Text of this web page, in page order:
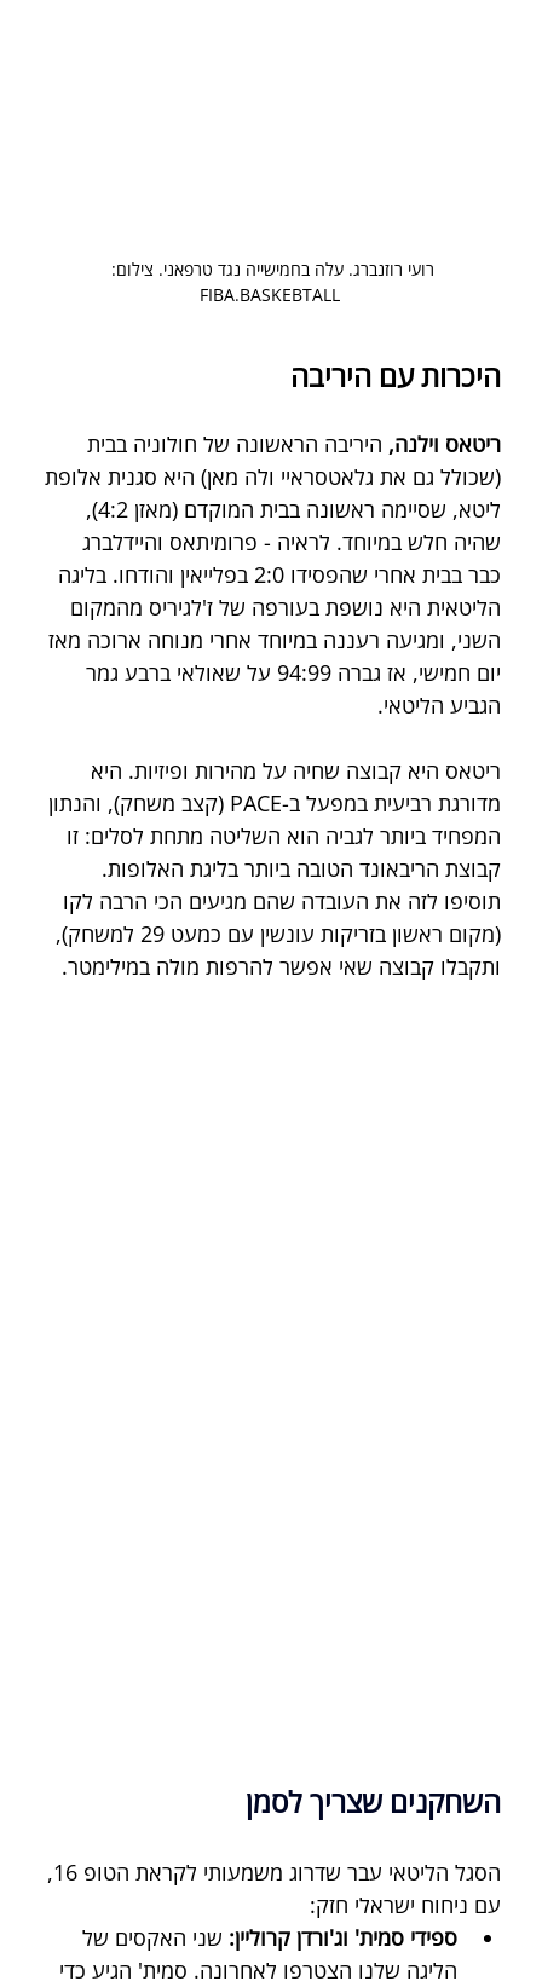
רועי רוזנברג. עלה בחמישייה נגד טרפאני. צילום:
FIBA.BASKEBTALL
היכרות עם היריבה
ריטאס וילנה, היריבה הראשונה של חולוניה בבית
(שכולל גם את גלאטסראיי ולה מאן) היא סגנית אלופת
ליטא, שסיימה ראשונה בבית המוקדם (מאזן 4:2),
שהיה חלש במיוחד. לראיה - פרומיתאס והיידלברג
כבר בבית אחרי שהפסידו 2:0 בפלייאין והודחו. בליגה
הליטאית היא נושפת בעורפה של ז'לגיריס מהמקום
השני, ומגיעה רעננה במיוחד אחרי מנוחה ארוכה מאז
יום חמישי, אז גברה 94:99 על שאולאי ברבע גמר
הגביע הליטאי.
ריטאס היא קבוצה שחיה על מהירות ופיזיות. היא
מדורגת רביעית במפעל ב-PACE (קצב משחק), והנתון
המפחיד ביותר לגביה הוא השליטה מתחת לסלים: זו
קבוצת הריבאונד הטובה ביותר בליגת האלופות.
תוסיפו לזה את העובדה שהם מגיעים הכי הרבה לקו
(מקום ראשון בזריקות עונשין עם כמעט 29 למשחק),
ותקבלו קבוצה שאי אפשר להרפות מולה במילימטר.
השחקנים שצריך לסמן
הסגל הליטאי עבר שדרוג משמעותי לקראת הטופ 16,
עם ניחוח ישראלי חזק:
ספידי סמית' וג'ורדן קרוליין: שני האקסים של
הליגה שלנו הצטרפו לאחרונה. סמית' הגיע כדי